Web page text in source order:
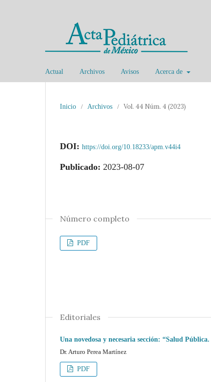
Actual Archivos Avisos Acerca de
Inicio / Archivos / Vol. 44 Núm. 4 (2023)
DOI: https://doi.org/10.18233/apm.v44i4
Publicado: 2023-08-07
Número completo
PDF
Editoriales
Una novedosa y necesaria sección: “Salud
Dr. Arturo Perea Martínez
PDF